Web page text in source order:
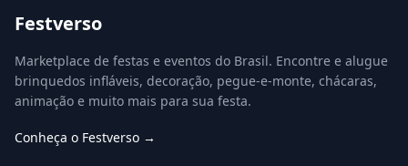
Festverso
Marketplace de festas e eventos do Brasil. Encontre e alugue
brinquedos infláveis, decoração, pegue-e-monte, chácaras,
animação e muito mais para sua festa.
Conheça o Festverso →